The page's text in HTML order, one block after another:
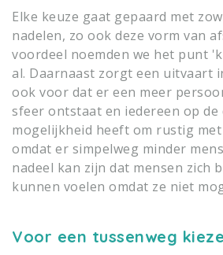
Elke keuze gaat gepaard met
nadelen, zo ook deze vorm van
voordeel noemden we het punt
al. Daarnaast zorgt een uitvaart
ook voor dat er een meer
sfeer ontstaat en iedereen op de
mogelijkheid heeft om rustig
omdat er simpelweg minder
nadeel kan zijn dat mensen zich
kunnen voelen omdat ze niet
Voor een tussenweg